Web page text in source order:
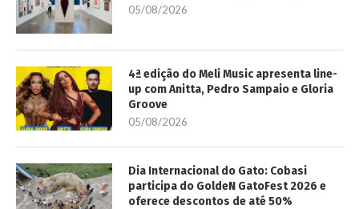
05/08/2026
4ª edição do Meli Music apresenta line-
up com Anitta, Pedro Sampaio e Gloria
Groove
05/08/2026
Dia Internacional do Gato: Cobasi
participa do GoldeN GatoFest 2026 e
oferece descontos de até 50%